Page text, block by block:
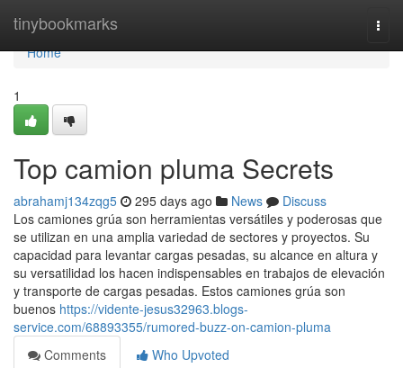
tinybookmarks
Home
Home
1
Top camion pluma Secrets
abrahamj134zqg5 295 days ago News
Discuss
Los camiones grúa son herramientas versátiles y poderosas que
se utilizan en una amplia variedad de sectores y proyectos. Su
capacidad para levantar cargas pesadas, su alcance en altura y
su versatilidad los hacen indispensables en trabajos de elevación
y transporte de cargas pesadas. Estos camiones grúa son
buenos https://vidente-jesus32963.blogs-
service.com/68893355/rumored-buzz-on-camion-pluma
Comments
Who Upvoted